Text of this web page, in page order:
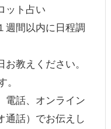
ット占い
週間以内に日程調
教えください。
電話、オンライン
通話）でお伝えし